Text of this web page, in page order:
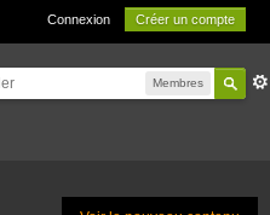
Connexion Créer un compte
Membres